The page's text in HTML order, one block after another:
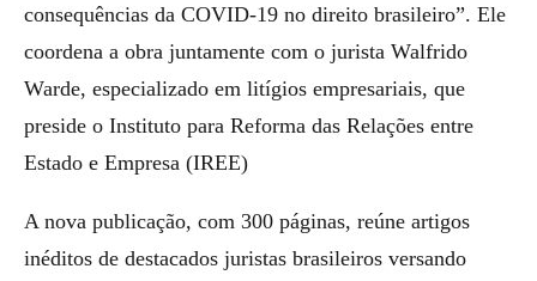
consequências da COVID-19 no direito brasileiro”. Ele
coordena a obra juntamente com o jurista Walfrido
Warde, especializado em litígios empresariais, que
preside o Instituto para Reforma das Relações entre
Estado e Empresa (IREE)
A nova publicação, com 300 páginas, reúne artigos
inéditos de destacados juristas brasileiros versando